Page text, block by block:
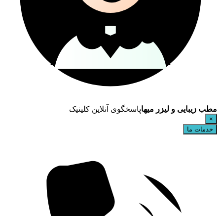
مطب زیبایی و لیزر میهاپاسخگوی آنلاین کلینیک
×
خدمات ما